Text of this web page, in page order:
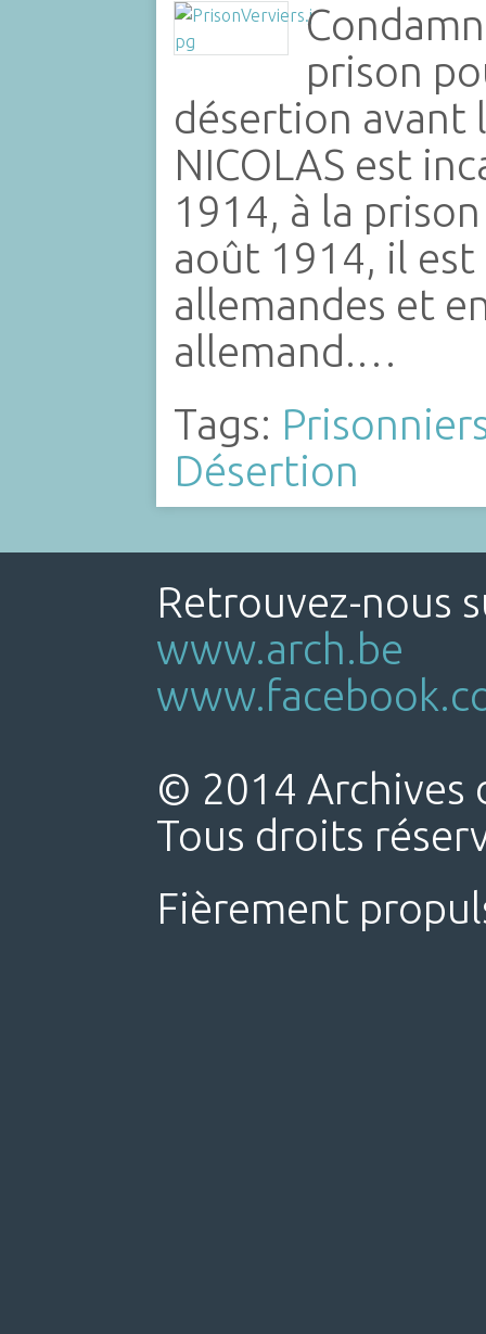
prison
désertion avant
NICOLAS est
1914, à la
août 1914, il
allemandes et
allemand.…
Tags:
Désertion
Retrouvez-nous
www.arch.be
© 2014 Archives
Tous droits
Fièrement